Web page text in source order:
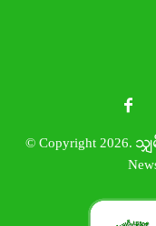
© Copyright 2026. သ